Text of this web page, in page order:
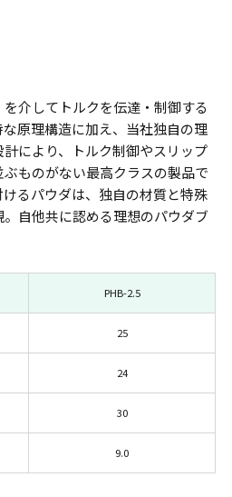
介してトルクを伝達・制御する
原理構造に加え、当社独自の理
により、トルク制御やスリップ
ものがない最高クラスの製品で
るパウダは、独自の材質と特殊
自他共に認める理想のパウダブ
PHB-2.5
25
24
30
9.0